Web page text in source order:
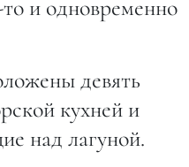
и одновременно
девять
кухней и
над лагуной.